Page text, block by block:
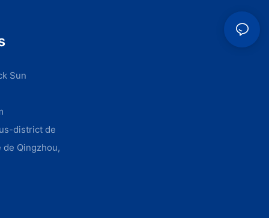
Sun
district de
de Qingzhou,